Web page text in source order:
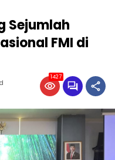
Sejumlah
FMI di
1427